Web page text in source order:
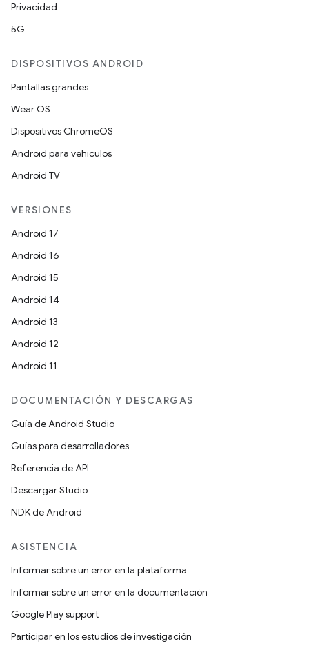
Privacidad
5G
DISPOSITIVOS ANDROID
Pantallas grandes
Wear OS
Dispositivos ChromeOS
Android para vehículos
Android TV
VERSIONES
Android 17
Android 16
Android 15
Android 14
Android 13
Android 12
Android 11
DOCUMENTACIÓN Y DESCARGAS
Guía de Android Studio
Guías para desarrolladores
Referencia de API
Descargar Studio
NDK de Android
ASISTENCIA
Informar sobre un error en la plataforma
Informar sobre un error en la documentación
Google Play support
Participar en los estudios de investigación